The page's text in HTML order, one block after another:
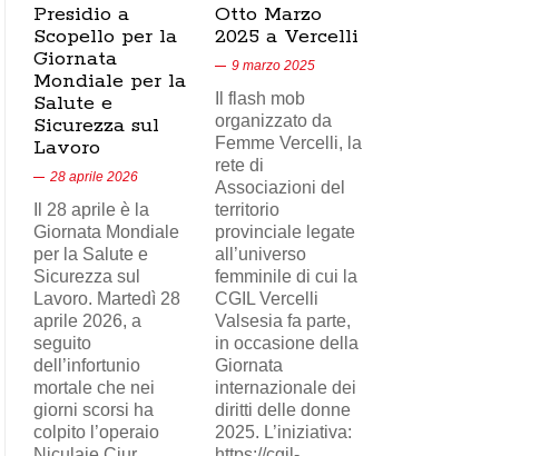
Presidio a
Scopello per la
Giornata
Mondiale per la
Salute e
Sicurezza sul
Lavoro
28 aprile 2026
Il 28 aprile è la
Giornata Mondiale
per la Salute e
Sicurezza sul
Lavoro. Martedì 28
aprile 2026, a
seguito
dell’infortunio
mortale che nei
giorni scorsi ha
colpito l’operaio
Otto Marzo
2025 a Vercelli
9 marzo 2025
Il flash mob
organizzato da
Femme Vercelli, la
rete di
Associazioni del
territorio
provinciale legate
all’universo
femminile di cui la
CGIL Vercelli
Valsesia fa parte,
in occasione della
Giornata
internazionale dei
diritti delle donne
2025. L’iniziativa: